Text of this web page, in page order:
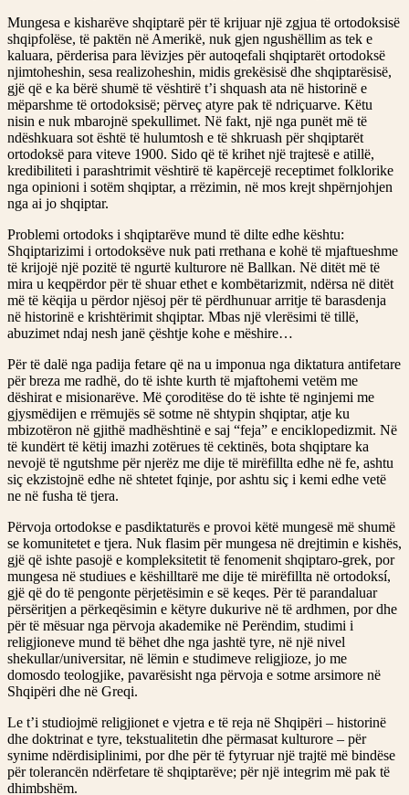
Mungesa e kisharëve shqiptarë për të krijuar një zgjua të ortodoksisë
shqipfolëse, të paktën në Amerikë, nuk gjen ngushëllim as tek e
kaluara, përderisa para lëvizjes për autoqefali shqiptarët ortodoksë
njimtoheshin, sesa realizoheshin, midis grekësisë dhe shqiptarësisë,
gjë që e ka bërë shumë të vështirë t’i shquash ata në historinë e
mëparshme të ortodoksisë; përveç atyre pak të ndriçuarve. Këtu
nisin e nuk mbarojnë spekullimet. Në fakt, një nga punët më të
ndëshkuara sot është të hulumtosh e të shkruash për shqiptarët
ortodoksë para viteve 1900. Sido që të krihet një trajtesë e atillë,
kredibiliteti i parashtrimit vështirë të kapërcejë receptimet folklorike
nga opinioni i sotëm shqiptar, a rrëzimin, në mos krejt shpërnjohjen
nga ai jo shqiptar.
Problemi ortodoks i shqiptarëve mund të dilte edhe kështu:
Shqiptarizimi i ortodoksëve nuk pati rrethana e kohë të mjaftueshme
të krijojë një pozitë të ngurtë kulturore në Ballkan. Në ditët më të
mira u keqpërdor për të shuar ethet e kombëtarizmit, ndërsa në ditët
më të këqija u përdor njësoj për të përdhunuar arritje të barasdenja
në historinë e krishtërimit shqiptar. Mbas një vlerësimi të tillë,
abuzimet ndaj nesh janë çështje kohe e mëshire…
Për të dalë nga padija fetare që na u imponua nga diktatura antifetare
për breza me radhë, do të ishte kurth të mjaftohemi vetëm me
dëshirat e misionarëve. Më çoroditëse do të ishte të nginjemi me
gjysmëdijen e rrëmujës së sotme në shtypin shqiptar, atje ku
mbizotëron në gjithë madhështinë e saj “feja” e enciklopedizmit. Në
të kundërt të këtij imazhi zotërues të cektinës, bota shqiptare ka
nevojë të ngutshme për njerëz me dije të mirëfillta edhe në fe, ashtu
siç ekzistojnë edhe në shtetet fqinje, por ashtu siç i kemi edhe vetë
ne në fusha të tjera.
Përvoja ortodokse e pasdiktaturës e provoi këtë mungesë më shumë
se komunitetet e tjera. Nuk flasim për mungesa në drejtimin e kishës,
gjë që ishte pasojë e kompleksitetit të fenomenit shqiptaro-grek, por
mungesa në studiues e këshilltarë me dije të mirëfillta në ortodoksí,
gjë që do të pengonte përjetësimin e së keqes. Për të parandaluar
përsëritjen a përkeqësimin e këtyre dukurive në të ardhmen, por dhe
për të mësuar nga përvoja akademike në Perëndim, studimi i
religjioneve mund të bëhet dhe nga jashtë tyre, në një nivel
shekullar/universitar, në lëmin e studimeve religjioze, jo me
domosdo teologjike, pavarësisht nga përvoja e sotme arsimore në
Shqipëri dhe në Greqi.
Le t’i studiojmë religjionet e vjetra e të reja në Shqipëri – historinë
dhe doktrinat e tyre, tekstualitetin dhe përmasat kulturore – për
synime ndërdisiplinimi, por dhe për të fytyruar një trajtë më bindëse
për tolerancën ndërfetare të shqiptarëve; për një integrim më pak të
dhimbshëm.